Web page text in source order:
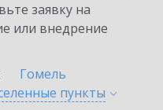
заявку на
или внедрение
Гомель
пункты